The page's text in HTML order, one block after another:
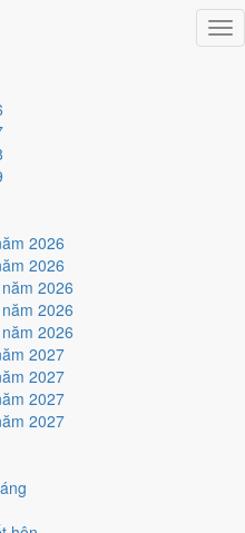
2026
2026
2026
2026
2026
2027
2027
2027
2027
âm lịch
xấu?
là ngày 19/12/2025 âm lịch
Khai, Sao Cang, nạp âm Thoa
với điểm trung bình
ngày: